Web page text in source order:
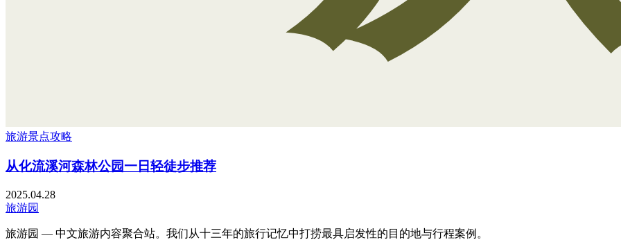
旅游景点攻略
从化流溪河森林公园一日轻徒步推荐
2025.04.28
旅游园
旅游园 — 中文旅游内容聚合站。我们从十三年的旅行记忆中打捞最具启发性的目的地与行程案例。